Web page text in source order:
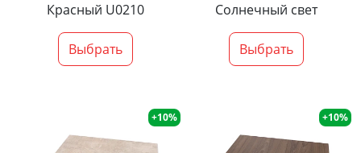
Красный U0210
Выбрать
Солнечный свет
Выбрать
+10% +10%